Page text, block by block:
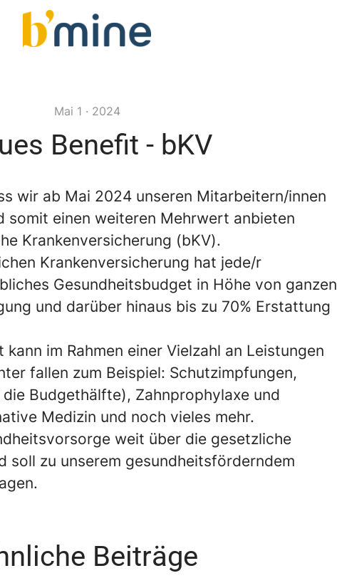
Mai 1 · 2024
Benefit - bKV
wir ab Mai 2024 unseren Mitarbeitern/innen
somit einen weiteren Mehrwert anbieten
Krankenversicherung (bKV).
Krankenversicherung hat jede/r
Gesundheitsbudget in Höhe von ganzen
und darüber hinaus bis zu 70% Erstattung
im Rahmen einer Vielzahl an Leistungen
fallen zum Beispiel: Schutzimpfungen,
Budgethälfte), Zahnprophylaxe und
Medizin und noch vieles mehr.
weit über die gesetzliche
soll zu unserem gesundheitsförderndem
Beiträge